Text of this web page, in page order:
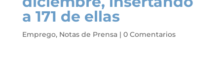
a 171 de ellas
Emprego, Notas de Prensa| 0 Comentarios